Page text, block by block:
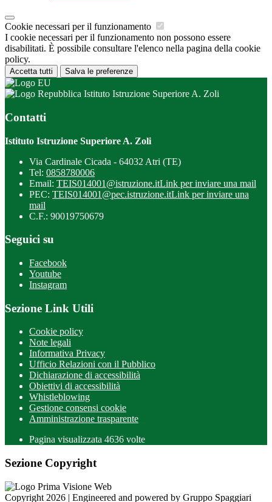
Cookie necessari per il funzionamento
I cookie necessari per il funzionamento non possono essere
disabilitati. È possibile consultare l'elenco nella pagina della cookie
policy.
Accetta tutti Salva le preferenze
Istituto Istruzione Superiore A. Zoli
Contatti
Istituto Istruzione Superiore A. Zoli
Via Cardinale Cicada - 64032 Atri (TE)
Tel: 0858780006
Email: TEIS014001@istruzione.itLink per inviare una mail
PEC: TEIS014001@pec.istruzione.itLink per inviare una
mail
C.F.: 90019750679
Seguici su
Facebook
Youtube
Instagram
Sezione Link Utili
Cookie policy
Note legali
Informativa Privacy
Ufficio Relazioni con il Pubblico
Dichiarazione di accessibilità
Obiettivi di accessibilità
Whistleblowing
Gestione consensi cookie
Amministrazione trasparente
Pagina visualizzata 4636 volte
Sezione Copyright
Copyright 2026 | Engineered and powered by Gruppo Spaggiari